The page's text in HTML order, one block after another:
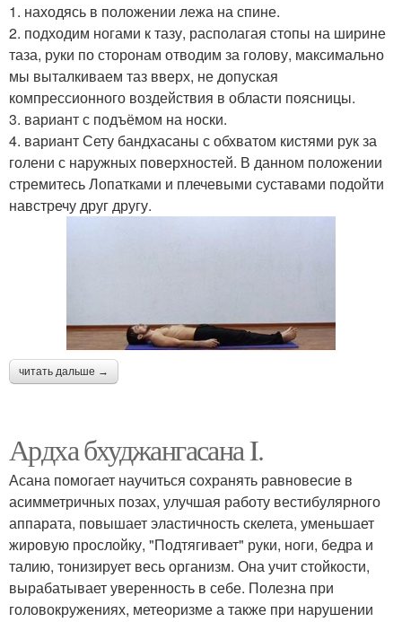
1. находясь в положении лежа на спине.
2. подходим ногами к тазу, располагая стопы на ширине
таза, руки по сторонам отводим за голову, максимально
мы выталкиваем таз вверх, не допуская
компрессионного воздействия в области поясницы.
3. вариант с подъёмом на носки.
4. вариант Сету бандхасаны с обхватом кистями рук за
голени с наружных поверхностей. В данном положении
стремитесь Лопатками и плечевыми суставами подойти
навстречу друг другу.
читать дальше →
Ардха бхуджангасана I.
Асана помогает научиться сохранять равновесие в
асимметричных позах, улучшая работу вестибулярного
аппарата, повышает эластичность скелета, уменьшает
жировую прослойку, "Подтягивает" руки, ноги, бедра и
талию, тонизирует весь организм. Она учит стойкости,
вырабатывает уверенность в себе. Полезна при
головокружениях, метеоризме а также при нарушении